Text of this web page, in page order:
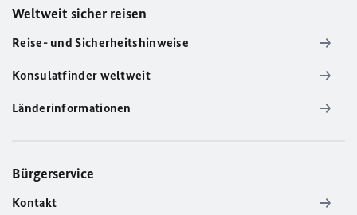
Weltweit sicher reisen
Reise- und Sicherheitshinweise
Konsulatfinder weltweit
Länderinformationen
Bürgerservice
Kontakt